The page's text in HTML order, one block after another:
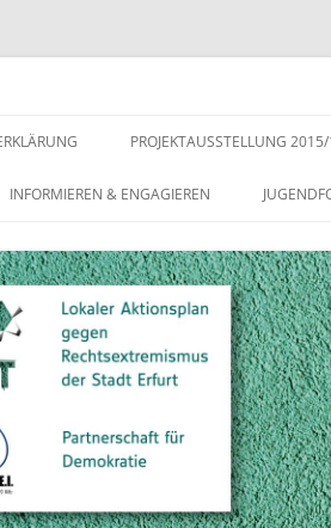
PROJEKTAUSSTELLUNG
INFORMIEREN & ENGAGIEREN